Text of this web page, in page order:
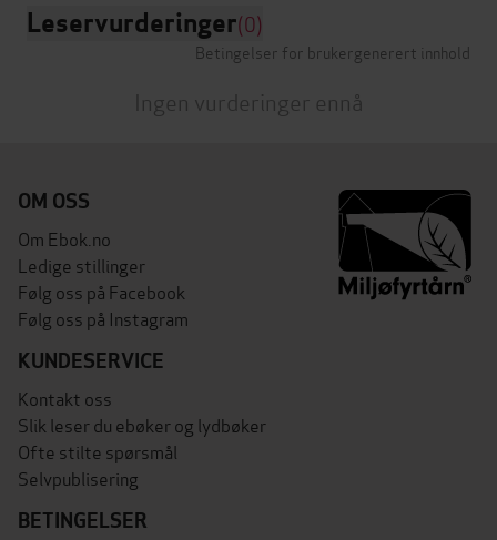
Leservurderinger(0)
Betingelser for brukergenerert innhold
Ingen vurderinger ennå
OM OSS
Om Ebok.no
Ledige stillinger
Følg oss på Facebook
Følg oss på Instagram
KUNDESERVICE
Kontakt oss
Slik leser du ebøker og lydbøker
Ofte stilte spørsmål
Selvpublisering
BETINGELSER